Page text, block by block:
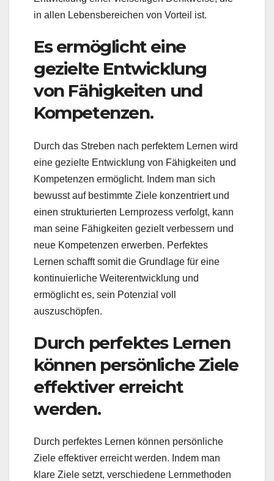
in allen Lebensbereichen von Vorteil ist.
Es ermöglicht eine
gezielte Entwicklung
von Fähigkeiten und
Kompetenzen.
Durch das Streben nach perfektem Lernen wird
eine gezielte Entwicklung von Fähigkeiten und
Kompetenzen ermöglicht. Indem man sich
bewusst auf bestimmte Ziele konzentriert und
einen strukturierten Lernprozess verfolgt, kann
man seine Fähigkeiten gezielt verbessern und
neue Kompetenzen erwerben. Perfektes
Lernen schafft somit die Grundlage für eine
kontinuierliche Weiterentwicklung und
ermöglicht es, sein Potenzial voll
auszuschöpfen.
Durch perfektes Lernen
können persönliche Ziele
effektiver erreicht
werden.
Durch perfektes Lernen können persönliche
Ziele effektiver erreicht werden. Indem man
klare Ziele setzt, verschiedene Lernmethoden